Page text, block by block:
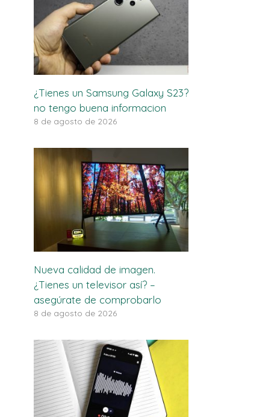
¿Tienes un Samsung Galaxy S23?
no tengo buena informacion
8 de agosto de 2026
Nueva calidad de imagen.
¿Tienes un televisor así? –
asegúrate de comprobarlo
8 de agosto de 2026